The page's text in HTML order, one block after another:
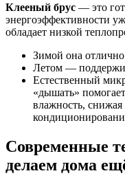
Клееный брус — это
энергоэффективности
обладает низкой
Зимой она отлично
Летом —
Естественный
«дышать»
влажность,
Современные
делаем дома